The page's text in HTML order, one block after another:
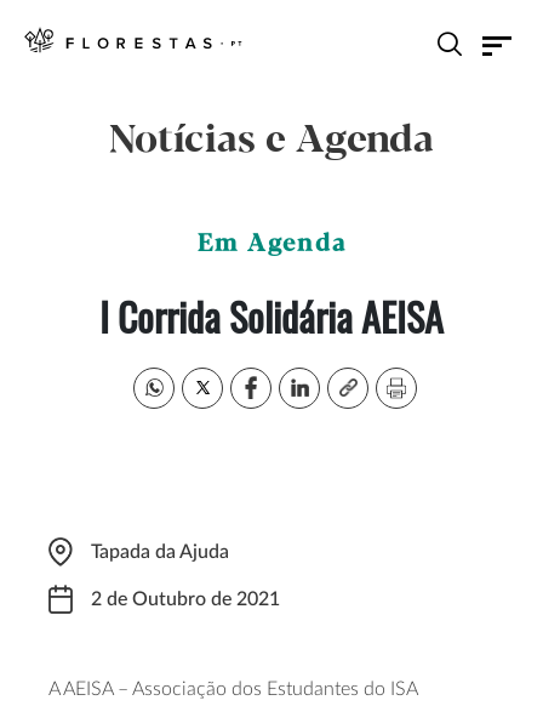
Notícias e Agenda
Em Agenda
I Corrida Solidária AEISA
Tapada da Ajuda
2 de Outubro de 2021
A AEISA – Associação dos Estudantes do ISA